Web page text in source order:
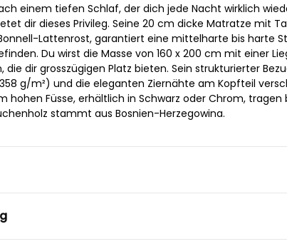
einem tiefen Schlaf, der dich jede Nacht wirklich
dir dieses Privileg. Seine 20 cm dicke Matratze mit
Lattenrost, garantiert eine mittelharte bis harte
Du wirst die Masse von 160 x 200 cm mit einer
dir grosszügigen Platz bieten. Sein strukturierter
g/m²) und die eleganten Ziernähte am Kopfteil
hohen Füsse, erhältlich in Schwarz oder Chrom, tragen
stammt aus Bosnien-Herzegowina.